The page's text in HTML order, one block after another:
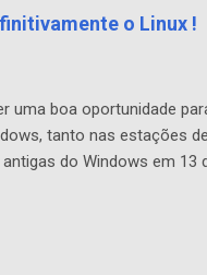
estudantes e o Linux !
boa oportunidade
tanto nas estações
do Windows em 13
– o Linux lhe dá